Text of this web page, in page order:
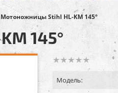
Мотоножницы Stihl HL-KM 145°
145°
Модель: